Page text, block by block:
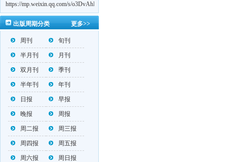
https://mp.weixin.qq.com/s/o3DvAhL6jtTS9ASccwcwPQ
第一辑：
https://mp.weixin.qq.com/s/_w2OMIu6Gs1QL0b_JWhZAQ
更多>>
出版周期分类
周刊 旬刊
半月刊 月刊
双月刊 季刊
半年刊 年刊
日报 早报
晚报 周报
周二报 周三报
周四报 周五报
周六报 周日报